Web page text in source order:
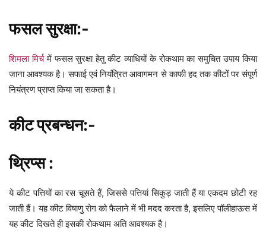
फसल सुरक्षा:-
शिमला मिर्चमें फसल सुरक्षा हेतु कीट व्याधियों के रोकथाम का समुचित उपाय किया
जाना आवश्यक है। सफाई एवं नियंत्रित आवागमन से काफी हद तक कीटों पर संपूर्ण
नियंत्रण प्राप्त किया जा सकता है।
कीट प्रबन्धन:-
थ्रिप्स :
ये कीट पत्तियों का रस चूसते हैं, जिससे पत्तियां सिकुड़ जाती हैं या एकदम छोटी रह
जाती हैं। यह कीट विषाणु रोग को फैलाने में भी मदद करता है, इसलिए पॉलीहाऊस में
यह कीट दिखते ही इसकी रोकथाम अति आवश्यक है।